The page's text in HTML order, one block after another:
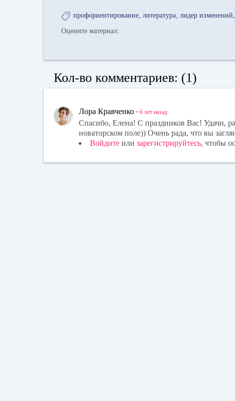
профориентирование литература лидер изменений
Оцените материал:
Кол-во комментариев: (1)
Лора Кравченко • 6 лет назад
Спасибо, Елена! С праздников Вас! Удачи,
новаторском поле)) Очень рада, что вы
Войдите или зарегистрируйтесь, чтобы